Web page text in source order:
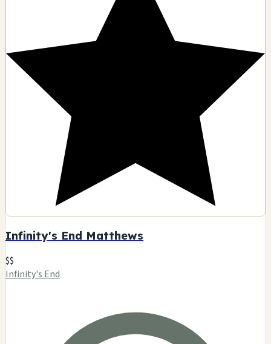
Infinity's End Matthews
$$
Infinity's End